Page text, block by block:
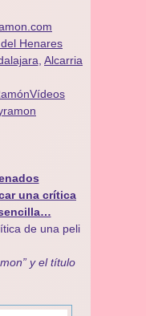
Henares
Alcarria
una crítica
de una peli
y el título